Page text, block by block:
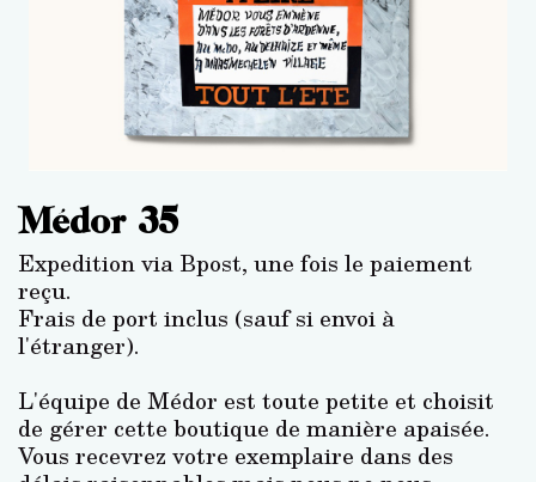
Médor 35
Expedition via Bpost, une fois le paiement
reçu.
Frais de port inclus (sauf si envoi à
l'étranger).
L'équipe de Médor est toute petite et choisit
de gérer cette boutique de manière apaisée.
Vous recevrez votre exemplaire dans des